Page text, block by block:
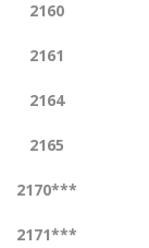
2160
2161
2164
2165
2170***
2171***